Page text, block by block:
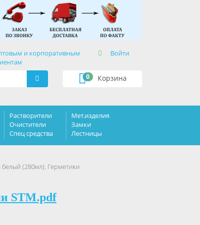
и корпоративным
Войти
Корзина
0
Растворители
Очистители
Спец средства
Мет.изделия
Замки
Лестницы
(280мл). Герметики
STM.pdf